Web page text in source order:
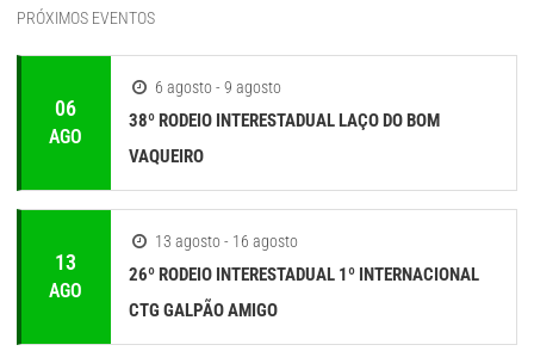
PRÓXIMOS EVENTOS
06
AGO
6 agosto - 9 agosto
38º RODEIO INTERESTADUAL LAÇO DO BOM
VAQUEIRO
13
AGO
13 agosto - 16 agosto
26º RODEIO INTERESTADUAL 1º INTERNACIONAL
CTG GALPÃO AMIGO